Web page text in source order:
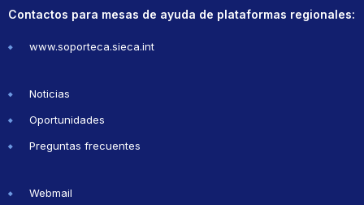
Contactos para mesas de ayuda de plataformas regionales:
www.soporteca.sieca.int
Noticias
Oportunidades
Preguntas frecuentes
Webmail